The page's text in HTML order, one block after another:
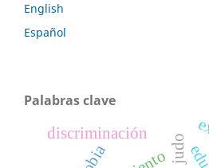
English
Español
Palabras clave
discriminación judo